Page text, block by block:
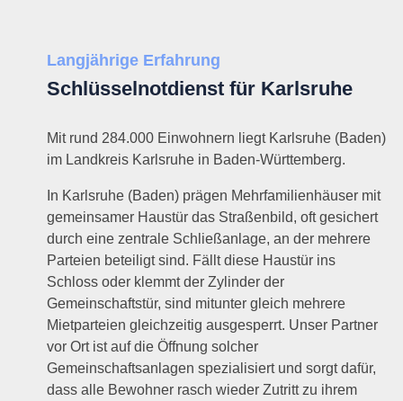
Langjährige Erfahrung
Schlüsselnotdienst für Karlsruhe
Mit rund 284.000 Einwohnern liegt Karlsruhe (Baden)
im Landkreis Karlsruhe in Baden-Württemberg.
In Karlsruhe (Baden) prägen Mehrfamilienhäuser mit
gemeinsamer Haustür das Straßenbild, oft gesichert
durch eine zentrale Schließanlage, an der mehrere
Parteien beteiligt sind. Fällt diese Haustür ins
Schloss oder klemmt der Zylinder der
Gemeinschaftstür, sind mitunter gleich mehrere
Mietparteien gleichzeitig ausgesperrt. Unser Partner
vor Ort ist auf die Öffnung solcher
Gemeinschaftsanlagen spezialisiert und sorgt dafür,
dass alle Bewohner rasch wieder Zutritt zu ihrem